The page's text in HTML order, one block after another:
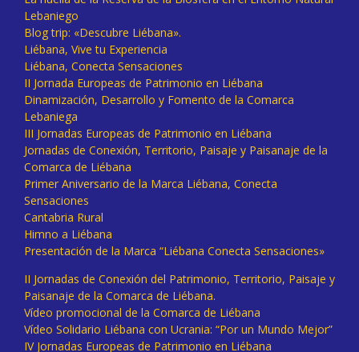
Lebaniego
Blog trip: «Descubre Liébana».
Liébana, Vive tu Experiencia
Liébana, Conecta Sensaciones
II Jornada Europeas de Patrimonio en Liébana
Dinamización, Desarrollo y Fomento de la Comarca
Lebaniega
III Jornadas Europeas de Patrimonio en Liébana
Jornadas de Conexión, Territorio, Paisaje y Paisanaje de la
Comarca de Liébana
Primer Aniversario de la Marca Liébana, Conecta
Sensaciones
Cantabria Rural
Himno a Liébana
Presentación de la Marca “Liébana Conecta Sensaciones»
II Jornadas de Conexión del Patrimonio, Territorio, Paisaje y
Paisanaje de la Comarca de Liébana.
Vídeo promocional de la Comarca de Liébana
Vídeo Solidario Liébana con Ucrania: “Por un Mundo Mejor”
IV Jornadas Europeas de Patrimonio en Liébana